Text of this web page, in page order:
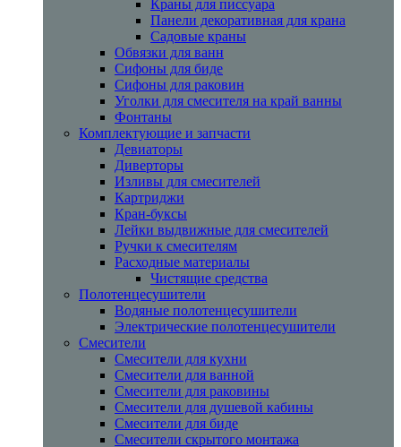
Краны для писсуара
Панели декоративная для крана
Садовые краны
Обвязки для ванн
Сифоны для биде
Сифоны для раковин
Уголки для смесителя на край ванны
Фонтаны
Комплектующие и запчасти
Девиаторы
Диверторы
Изливы для смесителей
Картриджи
Кран-буксы
Лейки выдвижные для смесителей
Ручки к смесителям
Расходные материалы
Чистящие средства
Полотенцесушители
Водяные полотенцесушители
Электрические полотенцесушители
Смесители
Смесители для кухни
Смесители для ванной
Смесители для раковины
Смесители для душевой кабины
Смесители для биде
Смесители скрытого монтажа